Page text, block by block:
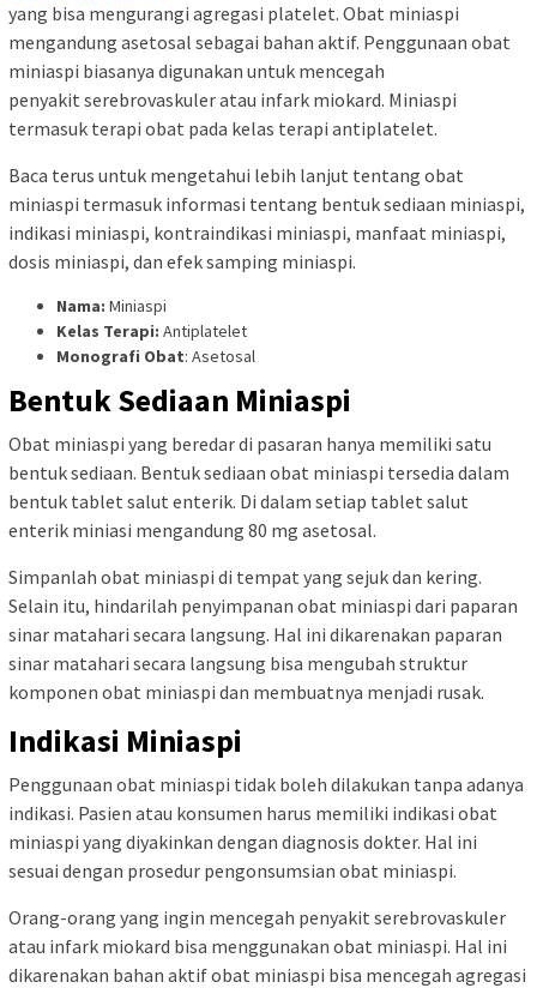
yang bisa mengurangi agregasi platelet. Obat miniaspi
mengandung asetosal sebagai bahan aktif. Penggunaan obat
miniaspi biasanya digunakan untuk mencegah
penyakit serebrovaskuler atau infark miokard. Miniaspi
termasuk terapi obat pada kelas terapi antiplatelet.
Baca terus untuk mengetahui lebih lanjut tentang obat
miniaspi termasuk informasi tentang bentuk sediaan miniaspi,
indikasi miniaspi, kontraindikasi miniaspi, manfaat miniaspi,
dosis miniaspi, dan efek samping miniaspi.
Nama: Miniaspi
Kelas Terapi: Antiplatelet
Monografi Obat: Asetosal
Bentuk Sediaan Miniaspi
Obat miniaspi yang beredar di pasaran hanya memiliki satu
bentuk sediaan. Bentuk sediaan obat miniaspi tersedia dalam
bentuk tablet salut enterik. Di dalam setiap tablet salut
enterik miniasi mengandung 80 mg asetosal.
Simpanlah obat miniaspi di tempat yang sejuk dan kering.
Selain itu, hindarilah penyimpanan obat miniaspi dari paparan
sinar matahari secara langsung. Hal ini dikarenakan paparan
sinar matahari secara langsung bisa mengubah struktur
komponen obat miniaspi dan membuatnya menjadi rusak.
Indikasi Miniaspi
Penggunaan obat miniaspi tidak boleh dilakukan tanpa adanya
indikasi. Pasien atau konsumen harus memiliki indikasi obat
miniaspi yang diyakinkan dengan diagnosis dokter. Hal ini
sesuai dengan prosedur pengonsumsian obat miniaspi.
Orang-orang yang ingin mencegah penyakit serebrovaskuler
atau infark miokard bisa menggunakan obat miniaspi. Hal ini
dikarenakan bahan aktif obat miniaspi bisa mencegah agregasi